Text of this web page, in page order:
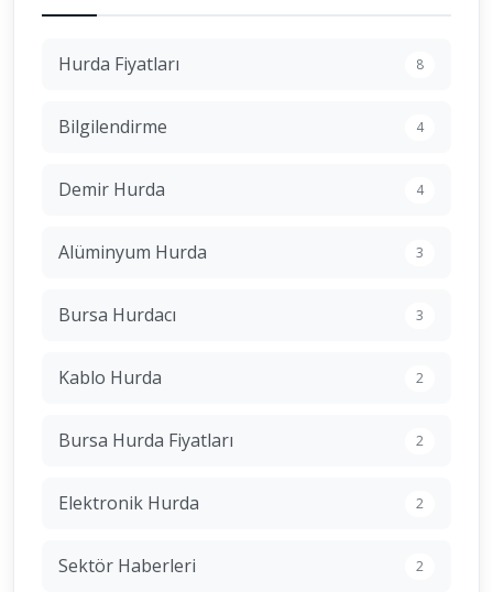
Hurda Fiyatları 8
Bilgilendirme 4
Demir Hurda 4
Alüminyum Hurda 3
Bursa Hurdacı 3
Kablo Hurda 2
Bursa Hurda Fiyatları 2
Elektronik Hurda 2
Sektör Haberleri 2